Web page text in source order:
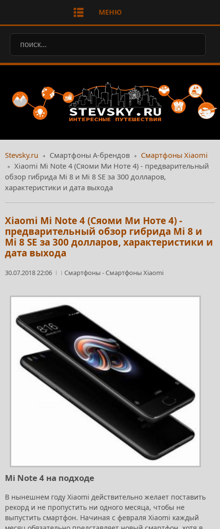
МЕНЮ
Stevsky.ru Смартфоны А-брендов
Смартфоны Xiaomi
Xiaomi Mi Note 4 (Сяоми Ми Ноте 4) - предварительный
обзор гибрида Mi 8 и Mi 8 SE за 300 долларов,
характеристики и дата выхода
Xiaomi Mi Note 4 (Сяоми Ми Ноте 4) -
предварительный обзор гибрида Mi 8 и
Mi 8 SE за 300 долларов, характеристики и
дата выхода
30.07.2018 22:06 Смартфоны -Смартфоны Xiaomi
Mi Note 4 на подходе
В нынешнем году Xiaomi действительно желает поставить
рекорд и не пропустить ни одного месяца, чтобы не
выпустить смартфон. Начиная с февраля Xiaomi каждый